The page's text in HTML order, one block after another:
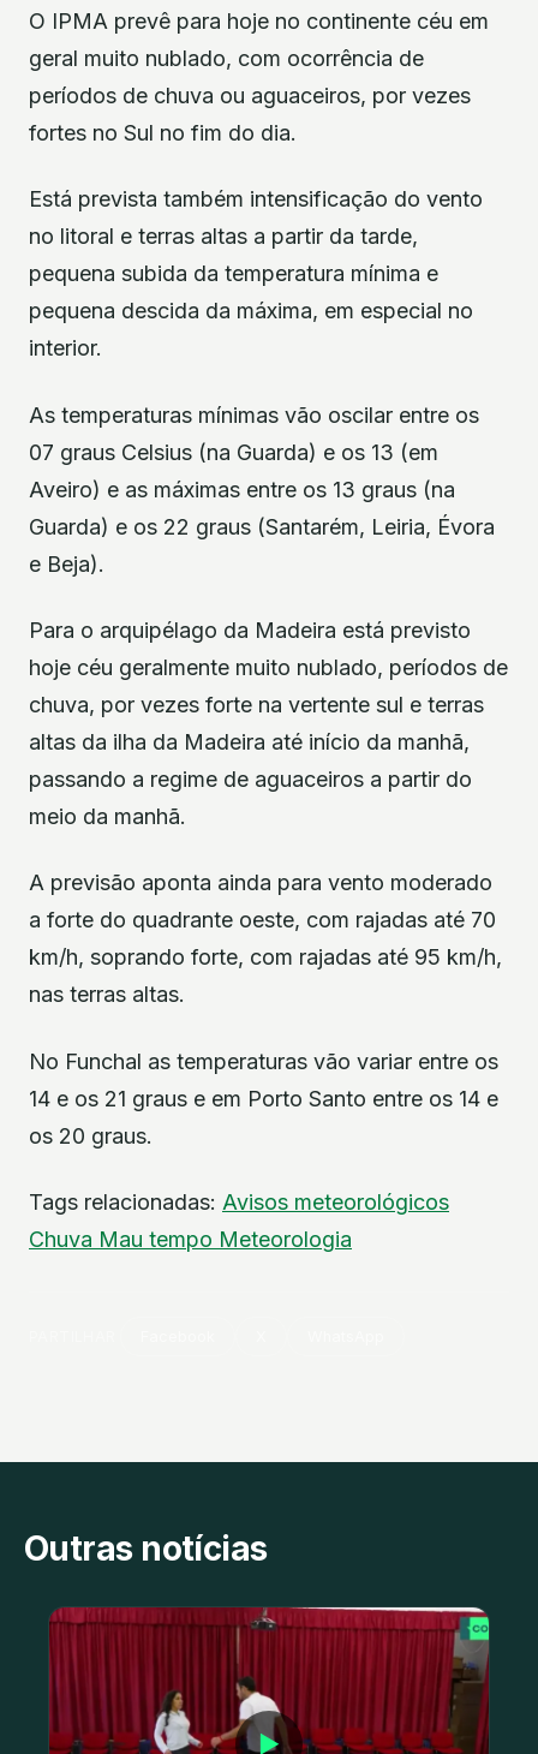
O IPMA prevê para hoje no continente céu em
geral muito nublado, com ocorrência de
períodos de chuva ou aguaceiros, por vezes
fortes no Sul no fim do dia.
Está prevista também intensificação do vento
no litoral e terras altas a partir da tarde,
pequena subida da temperatura mínima e
pequena descida da máxima, em especial no
interior.
As temperaturas mínimas vão oscilar entre os
07 graus Celsius (na Guarda) e os 13 (em
Aveiro) e as máximas entre os 13 graus (na
Guarda) e os 22 graus (Santarém, Leiria, Évora
e Beja).
Para o arquipélago da Madeira está previsto
hoje céu geralmente muito nublado, períodos de
chuva, por vezes forte na vertente sul e terras
altas da ilha da Madeira até início da manhã,
passando a regime de aguaceiros a partir do
meio da manhã.
A previsão aponta ainda para vento moderado
a forte do quadrante oeste, com rajadas até 70
km/h, soprando forte, com rajadas até 95 km/h,
nas terras altas.
No Funchal as temperaturas vão variar entre os
14 e os 21 graus e em Porto Santo entre os 14 e
os 20 graus.
Tags relacionadas: Avisos meteorológicos
Chuva Mau tempo Meteorologia
Outras notícias
▶